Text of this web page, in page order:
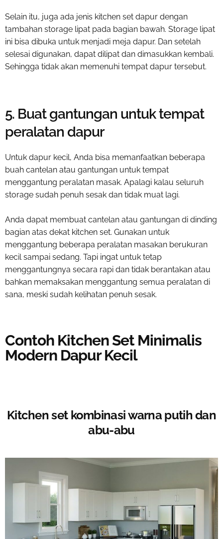
Selain itu, juga ada jenis kitchen set dapur dengan
tambahan storage lipat pada bagian bawah. Storage lipat
ini bisa dibuka untuk menjadi meja dapur. Dan setelah
selesai digunakan, dapat dilipat dan dimasukkan kembali.
Sehingga tidak akan memenuhi tempat dapur tersebut.
5. Buat gantungan untuk tempat
peralatan dapur
Untuk dapur kecil, Anda bisa memanfaatkan beberapa
buah cantelan atau gantungan untuk tempat
menggantung peralatan masak. Apalagi kalau seluruh
storage sudah penuh sesak dan tidak muat lagi.
Anda dapat membuat cantelan atau gantungan di dinding
bagian atas dekat kitchen set. Gunakan untuk
menggantung beberapa peralatan masakan berukuran
kecil sampai sedang. Tapi ingat untuk tetap
menggantungnya secara rapi dan tidak berantakan atau
bahkan memaksakan menggantung semua peralatan di
sana, meski sudah kelihatan penuh sesak.
Contoh Kitchen Set Minimalis
Modern Dapur Kecil
Kitchen set kombinasi warna putih dan
abu-abu